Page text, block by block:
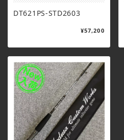
DT621PS-STD2603
¥57,200